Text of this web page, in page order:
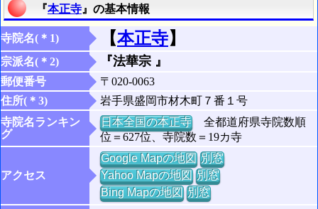
『本正寺 』の基本情報
寺院名(＊1) 【本正寺】
宗派名(＊2) 『法華宗 』
郵便番号
〒020-0063
住所(＊3)
岩手県盛岡市材木町７番１号
寺院名ランキン
グ
日本全国の本正寺全都道府県寺院数順
位＝627位、寺院数＝19カ寺
アクセス
Google Mapの地図 別窓
Yahoo Mapの地図 別窓
Bing Mapの地図 別窓